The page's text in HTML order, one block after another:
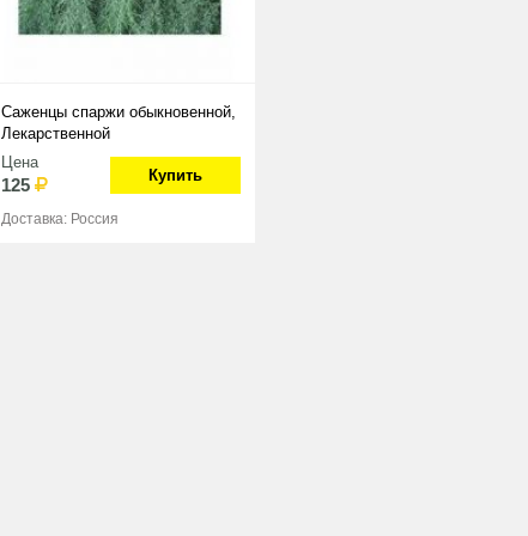
Саженцы спаржи обыкновенной,
Лекарственной
Цена
125 Купить
Доставка: Россия